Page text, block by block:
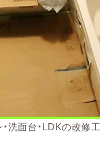
洗面台・LDKの改